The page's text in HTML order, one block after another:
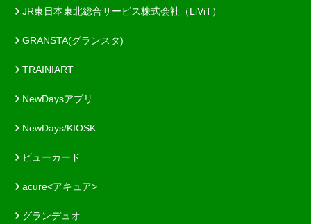
JR東日本東北総合サービス株式会社（LiViT）
GRANSTA(グランスタ)
TRAINIART
NewDaysアプリ
NewDays/KIOSK
ビューカード
acure<アキュア>
グランデュオ